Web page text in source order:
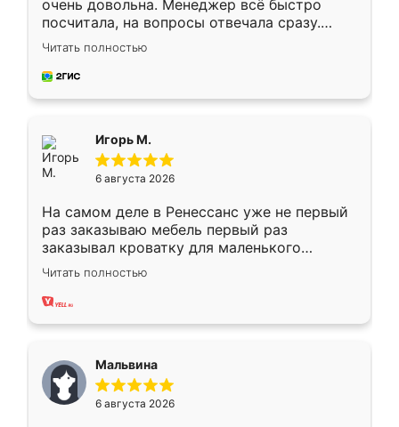
очень довольна. Менеджер всё быстро
посчитала, на вопросы отвечала сразу.
Замерщик приехал в субботу, подошёл к
делу со всей ответственностью. Собрали
за день, ребята работали аккуратно, даже
Читать полностью
Игорь М.
6 августа 2026
На самом деле в Ренессанс уже не первый
раз заказываю мебель первый раз
заказывал кроватку для маленького
ребёнка при его рождении ,во второй раз
заказал шкаф-купе. По качеству очень
хорошее сборка достаточно быстрая,
меньше, здесь же он более разнообразный.
Мне нравится ,если что-то потребуется из
мебели буду заказывать только здесь.
Читать полностью
Мальвина
6 августа 2026